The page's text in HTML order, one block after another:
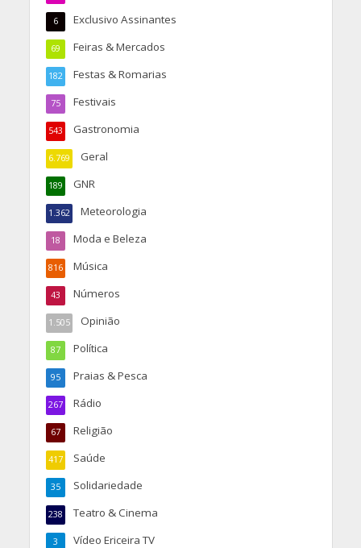
Exclusivo Assinantes
6
Feiras & Mercados
69
Festas & Romarias
182
Festivais
75
Gastronomia
543
Geral
6.769
GNR
189
Meteorologia
1.362
Moda e Beleza
18
Música
816
Números
43
Opinião
1.505
Política
87
Praias & Pesca
95
Rádio
267
Religião
67
Saúde
417
Solidariedade
35
Teatro & Cinema
238
Vídeo Ericeira TV
3